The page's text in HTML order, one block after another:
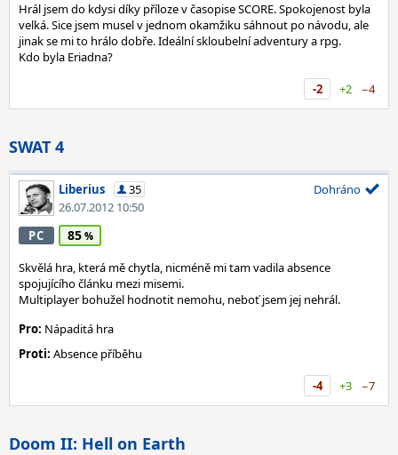
Hrál jsem do kdysi díky příloze v časopise SCORE. Spokojenost byla
velká. Sice jsem musel v jednom okamžiku sáhnout po návodu, ale
jinak se mi to hrálo dobře. Ideální skloubelní adventury a rpg.
Kdo byla Eriadna?
-2
+2 −4
SWAT 4
Liberius
35
26.07.2012 10:50
Dohráno
PC 85
Skvělá hra, která mě chytla, nicméně mi tam vadila absence
spojujícího článku mezi misemi.
Multiplayer bohužel hodnotit nemohu, neboť jsem jej nehrál.
Pro: Nápaditá hra
Proti: Absence příběhu
-4
+3 −7
Doom II: Hell on Earth